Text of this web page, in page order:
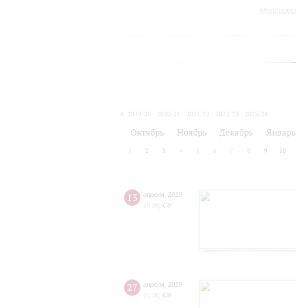
2019/20 2020/21 2021/22 2022/23
2023/24
Октябрь Ноябрь Декабрь Январь
2 3 4 5 6 7 8 9 10
13 апреля 2019
16:00 Сб
27 апреля 2019
15:00 Сб